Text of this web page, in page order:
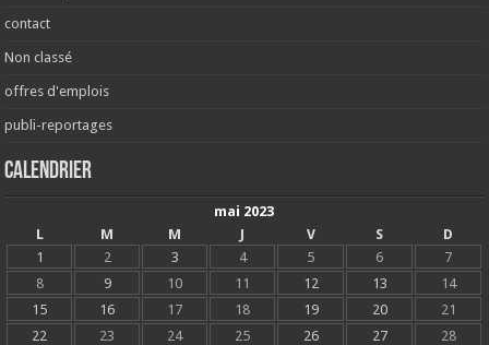
contact
Non classé
offres d'emplois
publi-reportages
Calendrier
mai 2023
L
M M J V S
D
1
2 3 4 5 6
7
8
9 10 11 12 13
14
15
16 17 18 19 20
21
22
23 24 25 26 27
28